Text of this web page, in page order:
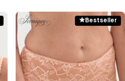
Bestseller